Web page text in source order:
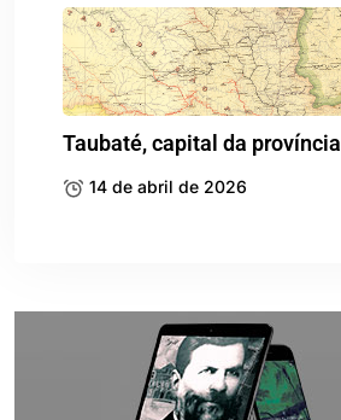
Taubaté, capital da província
14 de abril de 2026